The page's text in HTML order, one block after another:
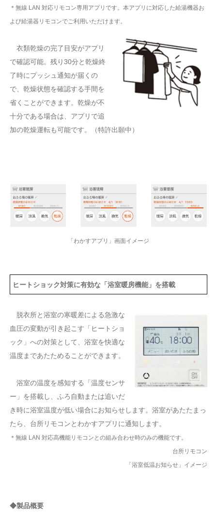
＊無線 LAN 対応リモコン専用アプリです。本アプリに対応した給湯機器お
よび給湯器リモコンでご利用いただけます。
衣類乾燥の完了目安がアプリ
で確認可能。残り30分と乾燥終
了時にプッシュ通知が届くの
で、乾燥状態を確認する手間を
省くことができます。乾燥が不
十分である場合は、アプリで追
加の乾燥運転も可能です。（特許出願中）
「わかすアプリ」画面イメージ
ヒートショック対策に有効な「浴室暖房機能」を搭載
脱衣所と浴室の寒暖差による急激な
血圧の変動が引き起こす「ヒートショ
ック」への対策として、浴室を快適な
温度まであたためることができます。
浴室の温度を感知する「温度センサ
ー」を搭載し、ふろ自動または追いだ
き時に浴室温度が低い場合にお知らせします。浴室があたたまっ
たら、台所リモコンとわかすアプリに通知します。
＊無線 LAN 対応高機能リモコンとの組み合わせ時のみの機能です。
台所リモコン
「浴室低温お知らせ」イメージ
◆製品概要